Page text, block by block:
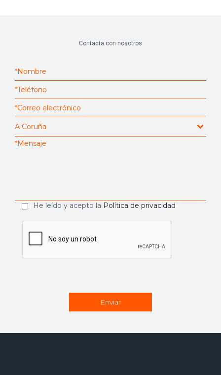
Contacta con nosotros
He leído y acepto la Política de privacidad